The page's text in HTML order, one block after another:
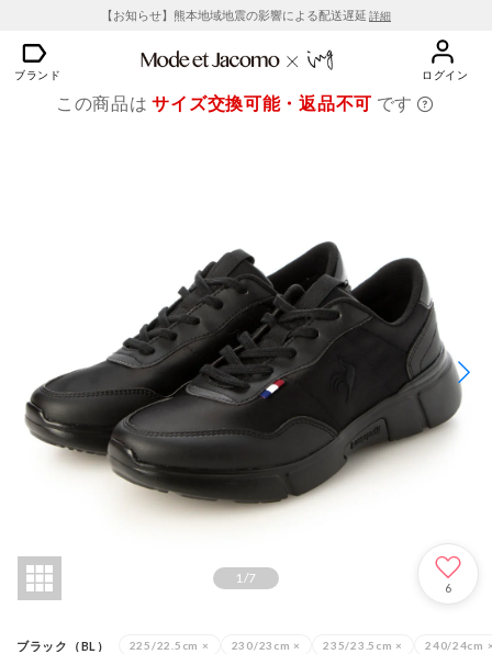
【お知らせ】熊本地域地震の影響による配送遅延 詳細
ブランド ログイン
この商品はサイズ交換可能・返品不可 です
1/7
6
ブラック（BL） 225/22.5cm × 230/23cm × 235/23.5cm × 240/24cm